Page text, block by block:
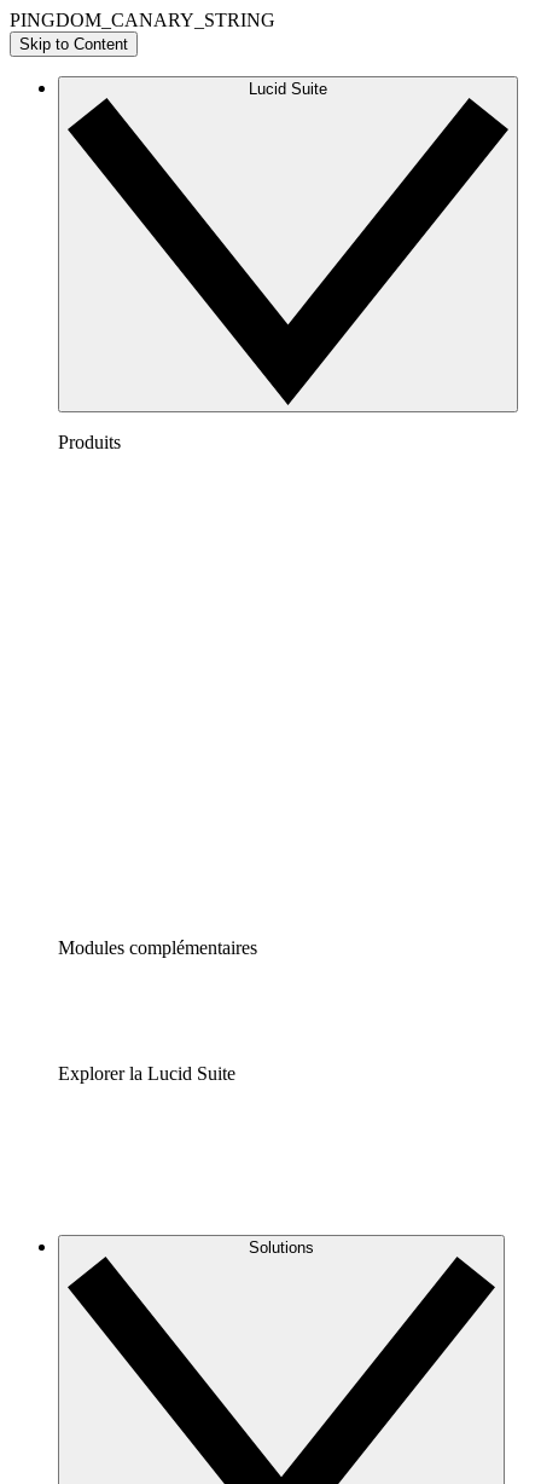
PINGDOM_CANARY_STRING
Skip to Content
Lucid Suite
Produits
Modules complémentaires
Explorer la Lucid Suite
Solutions